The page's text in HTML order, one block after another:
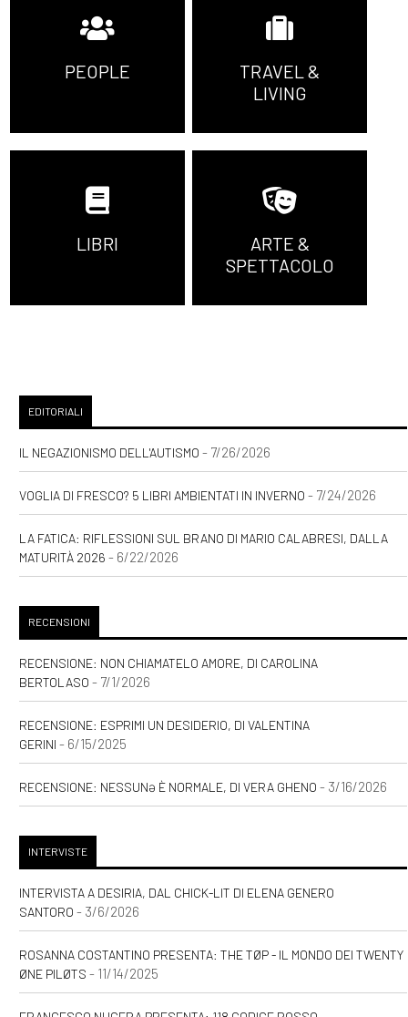
PEOPLE
TRAVEL &
LIVING
LIBRI
ARTE &
SPETTACOLO
EDITORIALI
IL NEGAZIONISMO DELL'AUTISMO - 7/26/2026
VOGLIA DI FRESCO? 5 LIBRI AMBIENTATI IN INVERNO - 7/24/2026
LA FATICA: RIFLESSIONI SUL BRANO DI MARIO CALABRESI, DALLA
MATURITÀ 2026 - 6/22/2026
RECENSIONI
RECENSIONE: NON CHIAMATELO AMORE, DI CAROLINA
BERTOLASO - 7/1/2026
RECENSIONE: ESPRIMI UN DESIDERIO, DI VALENTINA
GERINI - 6/15/2025
RECENSIONE: NESSUNƏ È NORMALE, DI VERA GHENO - 3/16/2026
INTERVISTE
INTERVISTA A DESIRIA, DAL CHICK-LIT DI ELENA GENERO
SANTORO - 3/6/2026
ROSANNA COSTANTINO PRESENTA: THE TØP - IL MONDO DEI TWENTY
ØNE PILØTS - 11/14/2025